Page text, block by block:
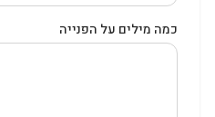
כמה מילים על הפנייה